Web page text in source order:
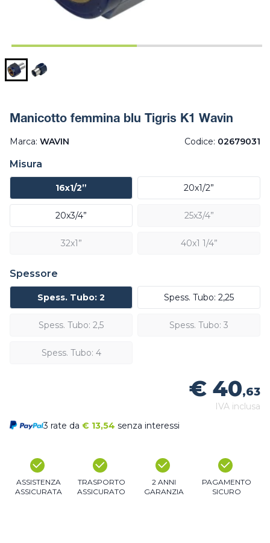
Manicotto femmina blu Tigris K1 Wavin
Marca: WAVIN Codice: 02679031
Misura
16x1/2” 20x1/2”
20x3/4” 25x3/4”
32x1” 40x1 1/4”
Spessore
Spess. Tubo: 2 Spess. Tubo: 2,25
Spess. Tubo: 2,5 Spess. Tubo: 3
Spess. Tubo: 4
€ 40,63
IVA inclusa
3 rate da € 13,54 senza interessi
ASSISTENZA
ASSICURATA
TRASPORTO
ASSICURATO
2 ANNI
GARANZIA
PAGAMENTO
SICURO